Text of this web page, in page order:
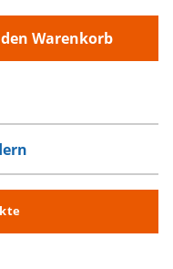
Warenkorb